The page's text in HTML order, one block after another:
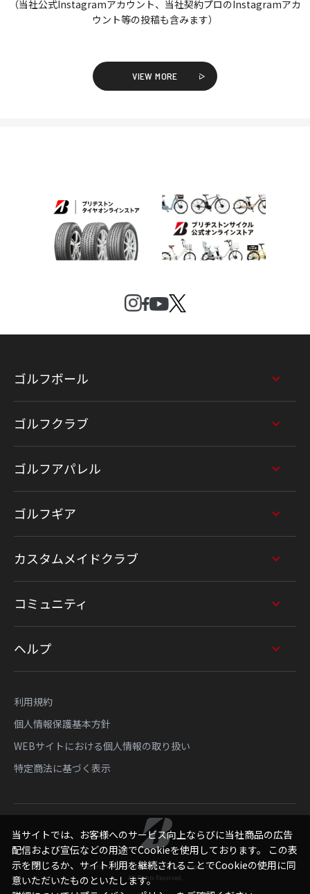
（当社公式Instagramアカウント、当社契約プロのInstagramアカ
ウント等の投稿も含みます）
VIEW MORE
ゴルフボール
ゴルフクラブ
ゴルフアパレル
ゴルフギア
カスタムメイドクラブ
コミュニティ
ヘルプ
利用規約
個人情報保護基本方針
WEBサイトにおける個人情報の取り扱い
特定商法に基づく表示
Copyright © Bridgestone Sports Sales Japan Co., Ltd.
All Rights Reserved.
当サイトでは、お客様へのサービス向上ならびに当社商品の広告
配信および宣伝などの用途でCookieを使用しております。 この表
示を閉じるか、サイト利用を継続されることでCookieの使用に同
意いただいたものといたします。